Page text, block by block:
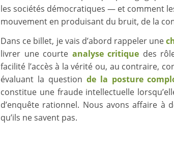
les sociétés démocratiques — et comment
mouvement en produisant du bruit, de la
Dans ce billet, je vais d’abord rappeler une
livrer une courte analyse critique des
facilité l’accès à la vérité ou, au contraire,
évaluant la question de la posture
constitue une fraude intellectuelle
d’enquête rationnel. Nous avons affaire à
qu’ils ne savent pas.